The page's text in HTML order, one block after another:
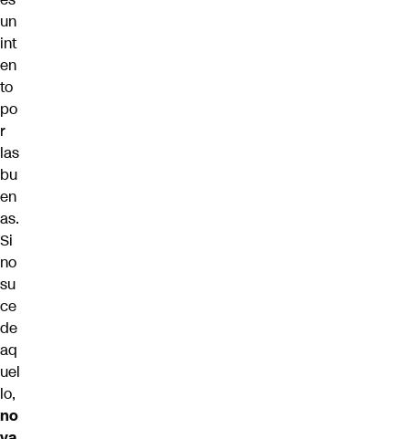
un
int
en
to
po
r
las
bu
en
as.
Si
no
su
ce
de
aq
uel
lo,
no